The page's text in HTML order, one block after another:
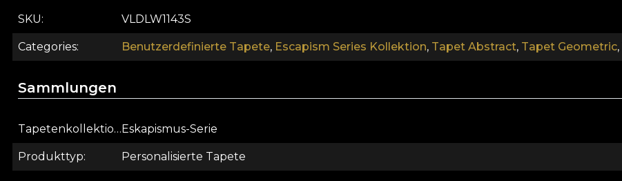
SKU VLDLW1143S
Categories Benutzerdefinierte Tapete, Escapism Series Kollektion, Tapet Abstract, Tapet Geometric,
Sammlungen
Tapetenkollektion Eskapismus-Serie
Produkttyp Personalisierte Tapete